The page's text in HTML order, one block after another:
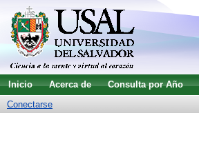
Inicio Acerca de Consulta por Año
Conectarse